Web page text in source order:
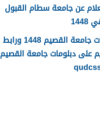
عن جامعة سطام القبول
دبلومات جامعة القصيم 1448 ورابط
على دبلومات جامعة القصيم